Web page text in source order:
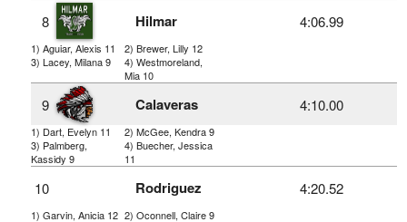
8 Hilmar 4:06.99
1) Aguiar, Alexis 11
2) Brewer, Lilly 12
3) Lacey, Milana 9
4) Westmoreland,
Mia 10
9 Calaveras 4:10.00
1) Dart, Evelyn 11
2) McGee, Kendra 9
3) Palmberg,
Kassidy 9
4) Buecher, Jessica
11
10 Rodriguez 4:20.52
1) Garvin, Anicia 12 2) Oconnell, Claire 9